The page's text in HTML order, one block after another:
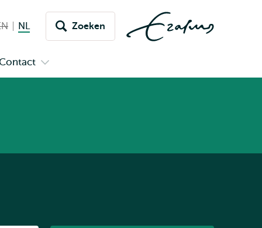
English not available
NLNederlands huidige taal
Zoeken